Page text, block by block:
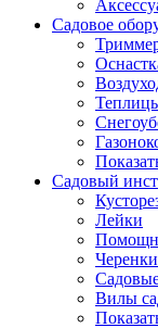
Садовое
Садовый
Лейки
Вилы